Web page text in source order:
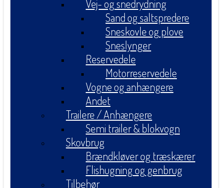
Vej- og snedrydning
Sand og saltspredere
Sneskovle og plove
Sneslynger
Reservedele
Motorreservedele
Vogne og anhængere
Andet
Trailere / Anhængere
Semi trailer & blokvogn
Skovbrug
Brændkløver og træskærer
Flishugning og genbrug
Tilbehør